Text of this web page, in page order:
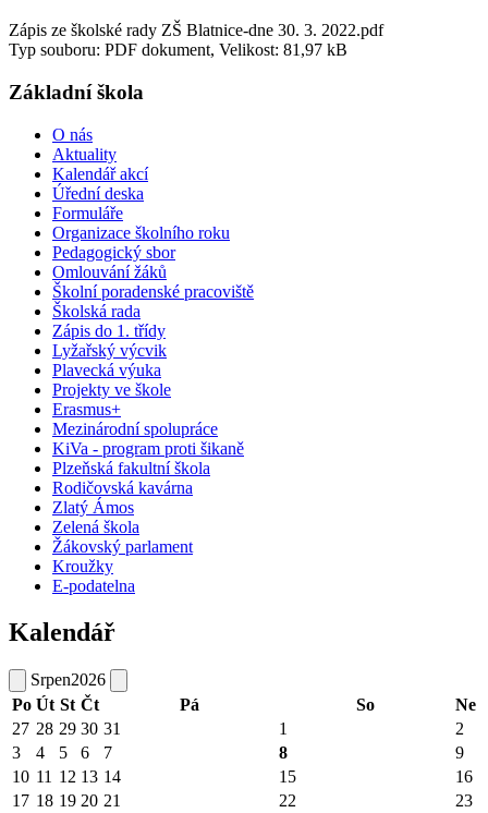
Zápis ze školské rady ZŠ Blatnice-dne 30. 3. 2022.pdf
Typ souboru: PDF dokument, Velikost: 81,97 kB
Základní škola
O nás
Aktuality
Kalendář akcí
Úřední deska
Formuláře
Organizace školního roku
Pedagogický sbor
Omlouvání žáků
Školní poradenské pracoviště
Školská rada
Zápis do 1. třídy
Lyžařský výcvik
Plavecká výuka
Projekty ve škole
Erasmus+
Mezinárodní spolupráce
KiVa - program proti šikaně
Plzeňská fakultní škola
Rodičovská kavárna
Zlatý Ámos
Zelená škola
Žákovský parlament
Kroužky
E-podatelna
Kalendář
Srpen2026
Po Út St Čt Pá So
Ne
27 28 29 30 31 1
2
3
4 5 6 7 8
9
10 11 12 13 14 15
16
17 18 19 20 21 22
23